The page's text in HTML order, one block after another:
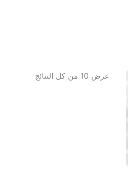
عرض ⁦10⁩ من كل النتائج